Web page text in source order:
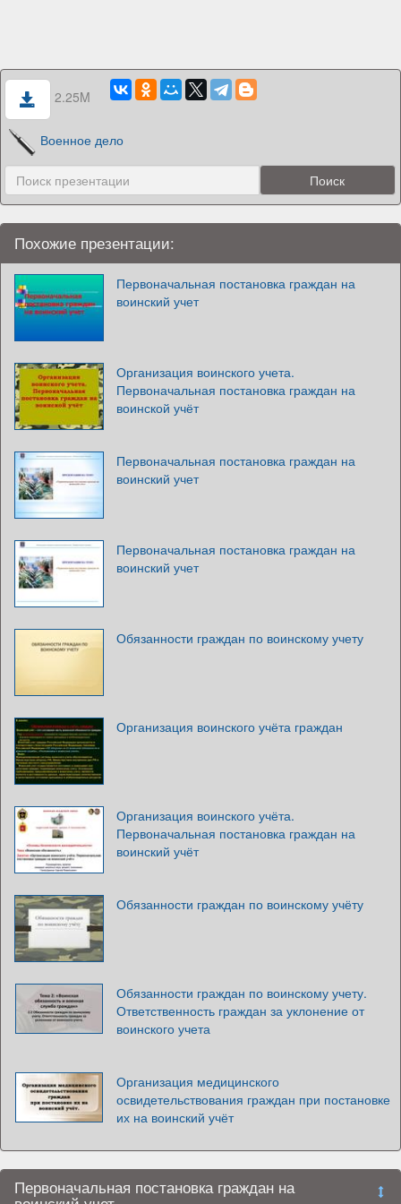
2.25M
Военное дело
Похожие презентации:
Первоначальная постановка граждан на
воинский учет
Организация воинского учета.
Первоначальная постановка граждан на
воинской учёт
Первоначальная постановка граждан на
воинский учет
Первоначальная постановка граждан на
воинский учет
Обязанности граждан по воинскому учету
Организация воинского учёта граждан
Организация воинского учёта.
Первоначальная постановка граждан на
воинский учёт
Обязанности граждан по воинскому учёту
Обязанности граждан по воинскому учету.
Ответственность граждан за уклонение от
воинского учета
Организация медицинского
освидетельствования граждан при постановке
их на воинский учёт
Первоначальная постановка граждан на